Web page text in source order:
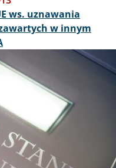
ws. uznawania
w innym